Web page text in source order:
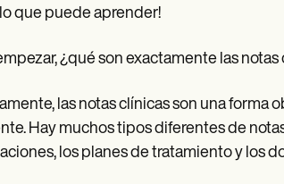
que puede aprender!
¿qué son exactamente las notas
las notas clínicas son una
Hay muchos tipos diferentes de
los planes de tratamiento y los